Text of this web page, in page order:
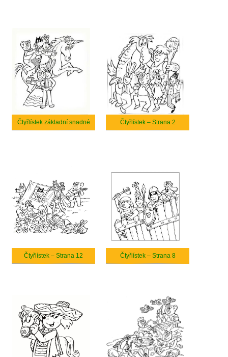
Čtyřlístek základní snadné Čtyřlístek – Strana 2
Čtyřlístek – Strana 12 Čtyřlístek – Strana 8